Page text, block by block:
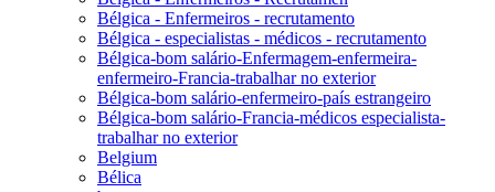
Bélgica - Enfermeiros - recrutamento
Bélgica - especialistas - médicos - recrutamento
Bélgica-bom salário-Enfermagem-enfermeira-
enfermeiro-Francia-trabalhar no exterior
Bélgica-bom salário-enfermeiro-país estrangeiro
Bélgica-bom salário-Francia-médicos especialista-
trabalhar no exterior
Belgium
Bélica